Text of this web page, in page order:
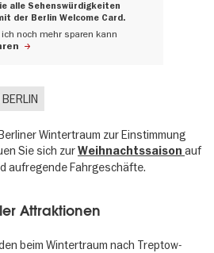
alle Sehenswürdigkeiten
der Berlin Welcome Card.
ich noch mehr sparen kann
Wintertraum zur Einstimmung
Sie sich zurWeihnachtssaison auf
aufregende Fahrgeschäfte.
Attraktionen
beim Wintertraum nach Treptow-